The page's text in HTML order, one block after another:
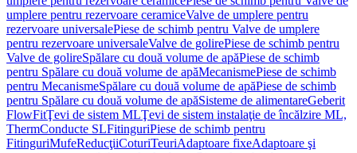
umplere pentru rezervoare ceramiceValve de umplere pentru
rezervoare universalePiese de schimb pentru Valve de umplere
pentru rezervoare universaleValve de golirePiese de schimb pentru
Valve de golireSpălare cu două volume de apăPiese de schimb
pentru Spălare cu două volume de apăMecanismePiese de schimb
pentru MecanismeSpălare cu două volume de apăPiese de schimb
pentru Spălare cu două volume de apăSisteme de alimentareGeberit
FlowFitŢevi de sistem MLŢevi de sistem instalaţie de încălzire ML,
ThermConducte SLFitinguriPiese de schimb pentru
FitinguriMufeReducţiiCoturiTeuriAdaptoare fixeAdaptoare şi